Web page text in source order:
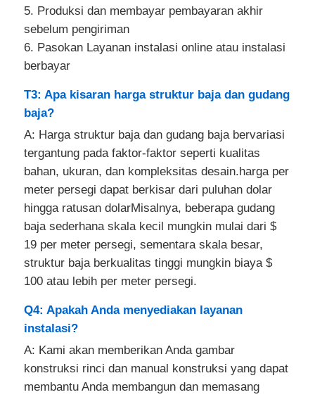
5. Produksi dan membayar pembayaran akhir
sebelum pengiriman
6. Pasokan Layanan instalasi online atau instalasi
berbayar
T3: Apa kisaran harga struktur baja dan gudang
baja?
A: Harga struktur baja dan gudang baja bervariasi
tergantung pada faktor-faktor seperti kualitas
bahan, ukuran, dan kompleksitas desain.harga per
meter persegi dapat berkisar dari puluhan dolar
hingga ratusan dolarMisalnya, beberapa gudang
baja sederhana skala kecil mungkin mulai dari $
19 per meter persegi, sementara skala besar,
struktur baja berkualitas tinggi mungkin biaya $
100 atau lebih per meter persegi.
Q4: Apakah Anda menyediakan layanan
instalasi?
A: Kami akan memberikan Anda gambar
konstruksi rinci dan manual konstruksi yang dapat
membantu Anda membangun dan memasang